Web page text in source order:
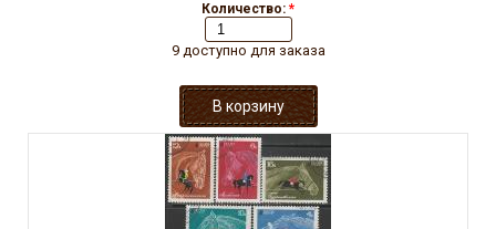
Количество: *
9 доступно для заказа